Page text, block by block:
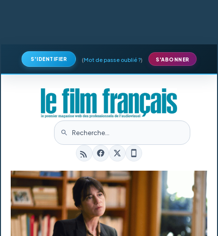
S'IDENTIFIER (Mot de passe oublié ?) S'ABONNER